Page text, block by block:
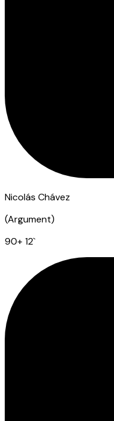
Nicolás Chávez
(Argument)
90+ 12`